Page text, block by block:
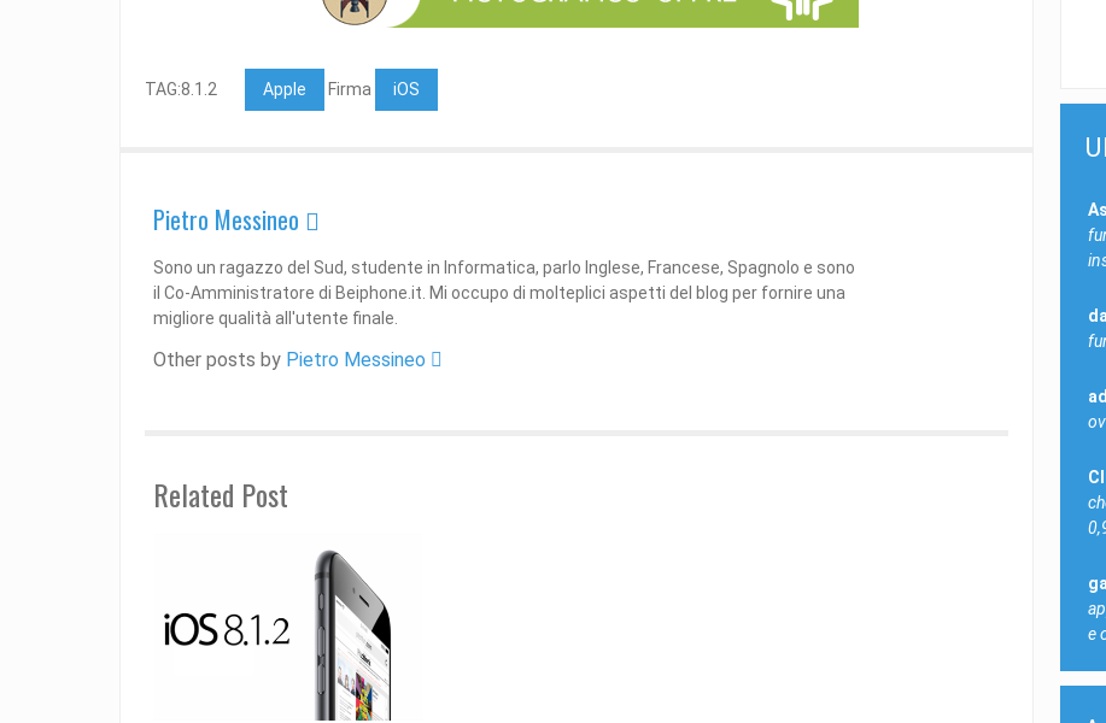
TAG:8.1.2 Apple Firma iOS
Pietro Messineo 
Sono un ragazzo del Sud, studente in Informatica, parlo Inglese, Francese, Spagnolo e sono
il Co-Amministratore di Beiphone.it. Mi occupo di molteplici aspetti del blog per fornire una
migliore qualità all'utente finale.
Other posts by Pietro Messineo 
Related Post
e